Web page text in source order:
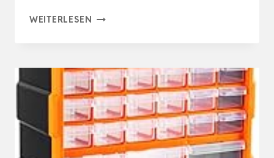
WEITERLESEN ORIGINAL
MECHANIK
E-
CASE
201-
TLG.